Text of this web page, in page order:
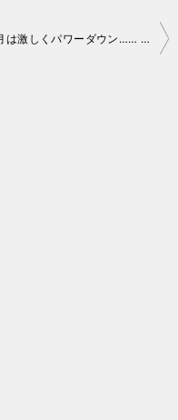
９月は激しくパワーダウン…… au の「三太郎の日」